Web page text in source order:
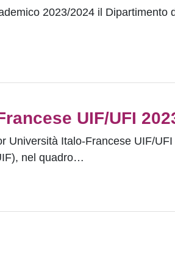
2023/2024 il Dipartimento
UIF/UFI
Università Italo-Francese UIF/
nel quadro…